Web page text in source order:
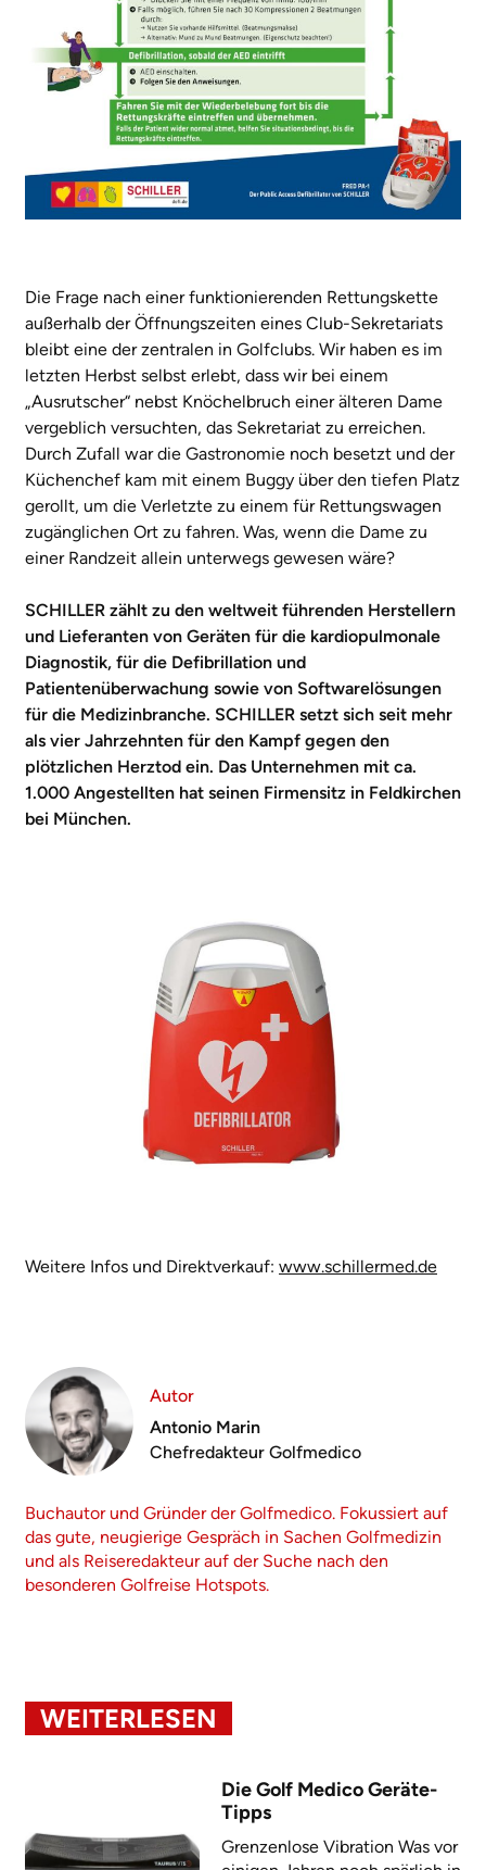
Die Frage nach einer funktionierenden Rettungskette
außerhalb der Öffnungszeiten eines Club-Sekretariats
bleibt eine der zentralen in Golfclubs. Wir haben es im
letzten Herbst selbst erlebt, dass wir bei einem
„Ausrutscher“ nebst Knöchelbruch einer älteren Dame
vergeblich versuchten, das Sekretariat zu erreichen.
Durch Zufall war die Gastronomie noch besetzt und der
Küchenchef kam mit einem Buggy über den tiefen Platz
gerollt, um die Verletzte zu einem für Rettungswagen
zugänglichen Ort zu fahren. Was, wenn die Dame zu
einer Randzeit allein unterwegs gewesen wäre?
SCHILLER zählt zu den weltweit führenden Herstellern
und Lieferanten von Geräten für die kardiopulmonale
Diagnostik, für die Defibrillation und
Patientenüberwachung sowie von Softwarelösungen
für die Medizinbranche. SCHILLER setzt sich seit mehr
als vier Jahrzehnten für den Kampf gegen den
plötzlichen Herztod ein. Das Unternehmen mit ca.
1.000 Angestellten hat seinen Firmensitz in Feldkirchen
bei München.
Weitere Infos und Direktverkauf: www.schillermed.de
Autor
Antonio Marin
Chefredakteur Golfmedico
Buchautor und Gründer der Golfmedico. Fokussiert auf
das gute, neugierige Gespräch in Sachen Golfmedizin
und als Reiseredakteur auf der Suche nach den
besonderen Golfreise Hotspots.
WEITERLESEN
Die Golf Medico Geräte-
Tipps
Grenzenlose Vibration Was vor